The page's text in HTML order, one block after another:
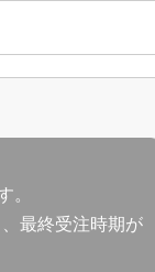
。
最終受注時期が